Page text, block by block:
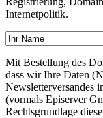
Internetpolitik.
Mit Bestellung des
dass wir Ihre Daten
Newsletterversandes
(vormals Episerver
Rechtsgrundlage